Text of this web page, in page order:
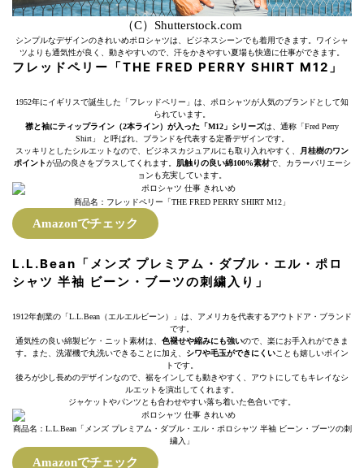
（C）Shutterstock.com
シンプルなデザインのきれいめポロシャツは、ビジネスシーンでも着用できます。ワイシャ
ツよりも通気性が良く、動きやすいので、汗をかきやすい夏場も快適に仕事ができます。
フレッドペリー「THE FRED PERRY SHIRT M12」
1952年にイギリスで誕生した「フレッドペリー」は、ポロシャツが人気のブランドとして知
られています。
襟と袖にティップライン（2本ライン）が入った「M12」シリーズは、通称「Fred Perry
Shirt」 と呼ばれ、ブランドを代表する定番デザインです。
スッキリとしたシルエットなので、ビジネスカジュアルにも取り入れやすく、
月桂樹のワン
ポイントが品の良さをプラスしてくれます。 肌触りの良い綿100%素材で、カラーバリエーシ
ョンも充実しています。
商品名：フレッドペリー「THE FRED PERRY SHIRT M12」
Amazonでチェック
L.L.Bean「メンズ プレミアム・ダブル・エル・ポロ
シャツ 半袖 ビーン・ブーツの刺繍入り」
1912年創業の「L.L.Bean（エルエルビーン）」は、アメリカを代表するアウトドア・ブランド
です。
通気性の良い綿製ピケ・ニット素材は、 色褪せや縮みにも強いので、楽にお手入れができま
す。また、洗濯機で丸洗いできることに加え、 シワや毛玉ができにくいことも嬉しいポイン
トです。
後ろが少し長めのデザインなので、裾をインしても動きやすく、アウトにしてもキレイなシ
ルエットを演出してくれます。
ジャケットやパンツとも合わせやすい落ち着いた色合いです。
商品名：L.L.Bean「メンズ プレミアム・ダブル・エル・ポロシャツ 半袖 ビーン・ブーツの刺
繍入」
Amazonでチェック